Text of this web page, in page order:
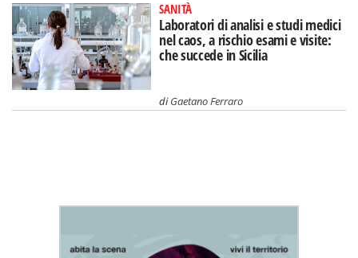
SANITÀ
Laboratori di analisi e studi medici
nel caos, a rischio esami e visite:
che succede in Sicilia
diGaetano Ferraro